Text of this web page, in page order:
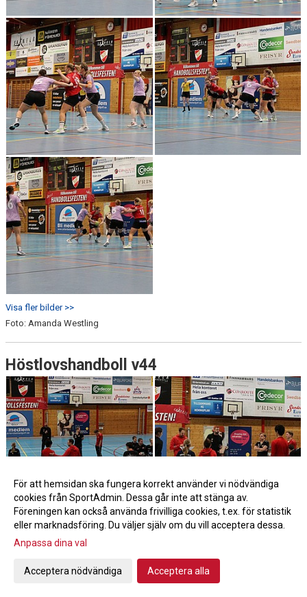
Visa fler bilder >>
Foto: Amanda Westling
Höstlovshandboll v44
För att hemsidan ska fungera korrekt använder vi nödvändiga
cookies från SportAdmin. Dessa går inte att stänga av.
Föreningen kan också använda frivilliga cookies, t.ex. för statistik
eller marknadsföring. Du väljer själv om du vill acceptera dessa.
Anpassa dina val
Acceptera nödvändiga Acceptera alla